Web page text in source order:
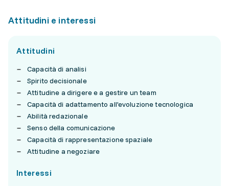
Attitudini e interessi
Attitudini
Capacità di analisi
Spirito decisionale
Attitudine a dirigere e a gestire un team
Capacità di adattamento all'evoluzione tecnologica
Abilità redazionale
Senso della comunicazione
Capacità di rappresentazione spaziale
Attitudine a negoziare
Interessi